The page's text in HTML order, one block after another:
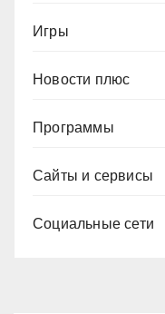
Игры
Новости плюс
Программы
Сайты и сервисы
Социальные сети